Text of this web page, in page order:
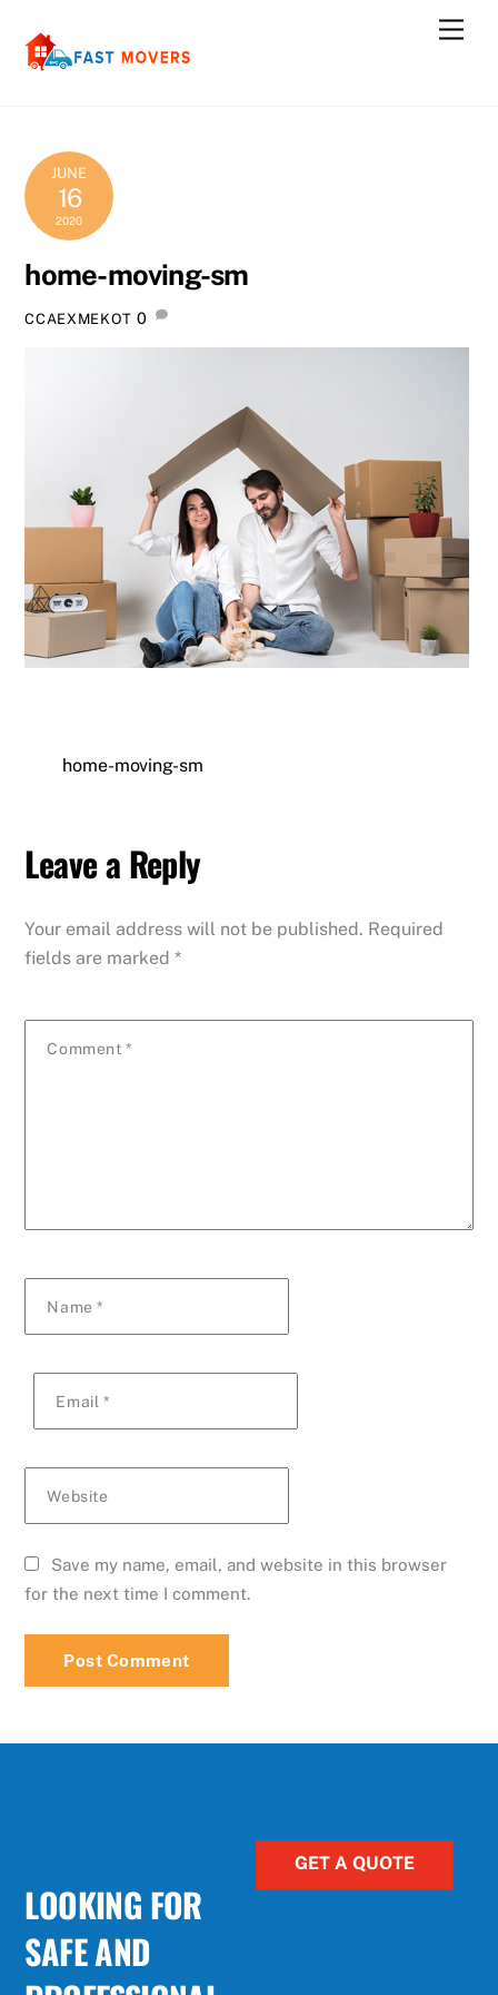
content
JUNE
16
2020
home-moving-sm
CCAEXMEKOT 0
home-moving-sm
Leave a Reply
Your email address will not be published. Required
fields are marked*
Comment *
Name*
Email *
Website
Save my name, email, and website in this browser
for the next time I comment.
LOOKING FOR
SAFE AND
GET A QUOTE